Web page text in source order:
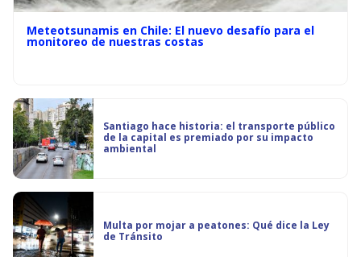
Meteotsunamis en Chile: El nuevo desafío para el
monitoreo de nuestras costas
Santiago hace historia: el transporte público
de la capital es premiado por su impacto
ambiental
Multa por mojar a peatones: Qué dice la Ley
de Tránsito